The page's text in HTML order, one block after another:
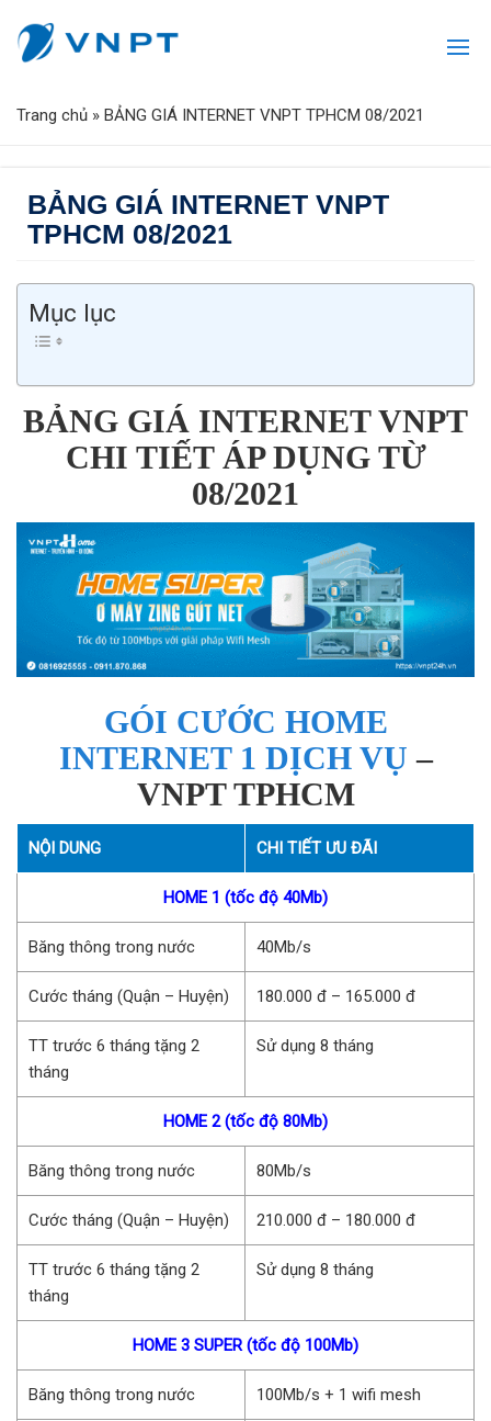
Trang chủ » BẢNG GIÁ INTERNET VNPT TPHCM 08/2021
BẢNG GIÁ INTERNET VNPT
TPHCM 08/2021
Mục lục
BẢNG GIÁ INTERNET VNPT
CHI TIẾT ÁP DỤNG TỪ
08/2021
GÓI CƯỚC HOME
INTERNET 1 DỊCH VỤ –
VNPT TPHCM
NỘI DUNG CHI TIẾT ƯU ĐÃI
HOME 1 (tốc độ 40Mb)
Băng thông trong nước 40Mb/s
Cước tháng (Quận – Huyện) 180.000 đ – 165.000 đ
TT trước 6 tháng tặng 2
tháng
Sử dụng 8 tháng
HOME 2 (tốc độ 80Mb)
Băng thông trong nước 80Mb/s
Cước tháng (Quận – Huyện) 210.000 đ – 180.000 đ
TT trước 6 tháng tặng 2
tháng
Sử dụng 8 tháng
HOME 3 SUPER (tốc độ 100Mb)
Băng thông trong nước 100Mb/s + 1 wifi mesh